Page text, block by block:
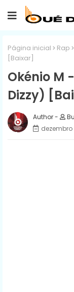
Página inicial Rap
[Baixar]
Okénio M
Dizzy)
dezembro